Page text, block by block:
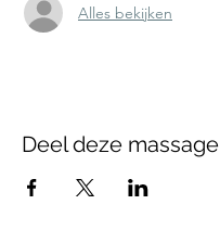
Alles bekijken
Deel deze massage